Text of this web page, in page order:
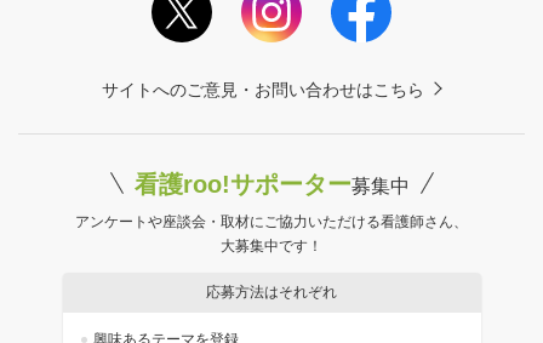
サイトへのご意見・お問い合わせはこちら
看護roo!サポーター募集中
アンケートや座談会・取材にご協力いただける看護師さん、
大募集中です！
応募方法はそれぞれ
興味あるテーマを登録